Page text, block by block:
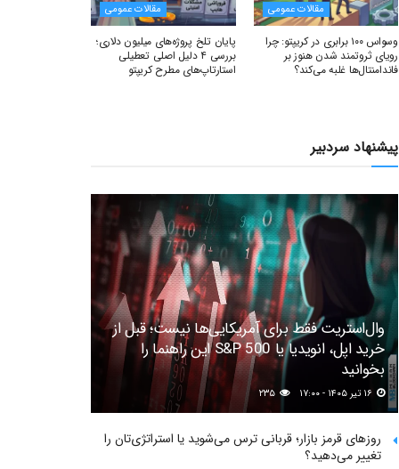
مقالات عمومی
وسواس ۱۰۰ برابری در کریپتو: چرا
رویای ثروتمند شدن هنوز بر
فاندامنتال‌ها غلبه می‌کند؟
مقالات عمومی
پایان تلخ پروژه‌های میلیون دلاری؛
بررسی ۴ دلیل اصلی تعطیلی
استارتاپ‌های مطرح کریپتو
پیشنهاد سردبیر
وال‌استریت فقط برای آمریکایی‌ها نیست؛ قبل از
خرید اپل، انویدیا یا S&P 500 این راهنما را
بخوانید
روزهای قرمز بازار؛ قربانی ترس می‌شوید یا استراتژی‌تان را
تغییر می‌دهید؟